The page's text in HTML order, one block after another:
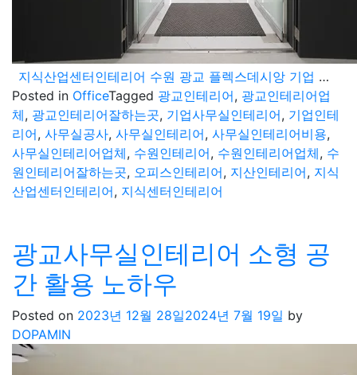
지식산업센터인테리어 수원 광교 플렉스데시앙 기업 사무실 시공현장
Posted in OfficeTagged 광교인테리어, 광교인테리어업
체, 광교인테리어잘하는곳, 기업사무실인테리어, 기업인테
리어, 사무실공사, 사무실인테리어, 사무실인테리어비용,
사무실인테리어업체, 수원인테리어, 수원인테리어업체, 수
원인테리어잘하는곳, 오피스인테리어, 지산인테리어, 지식
산업센터인테리어, 지식센터인테리어
광교사무실인테리어 소형 공
간 활용 노하우
Posted on 2023년 12월 28일2024년 7월 19일 by
DOPAMIN